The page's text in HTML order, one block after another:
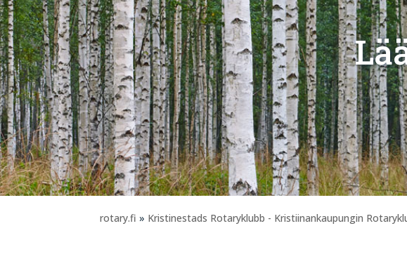
rotary.fi » Kristinestads Rotaryklubb - Kristiinankaupungin